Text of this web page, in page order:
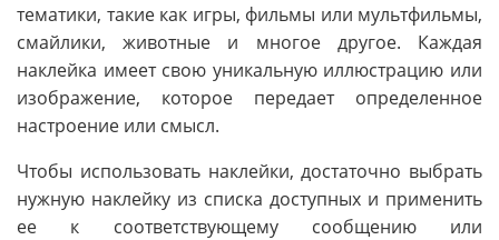
тематики, такие как игры, фильмы или мультфильмы,
смайлики, животные и многое другое. Каждая
наклейка имеет свою уникальную иллюстрацию или
изображение, которое передает определенное
настроение или смысл.
Чтобы использовать наклейки, достаточно выбрать
нужную наклейку из списка доступных и применить
ее к соответствующему сообщению или